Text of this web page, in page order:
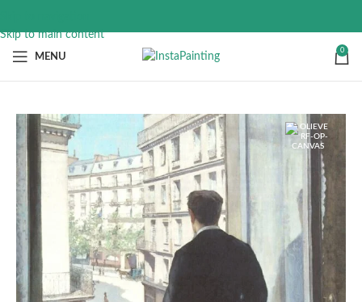
Skip to main content
MENU
0